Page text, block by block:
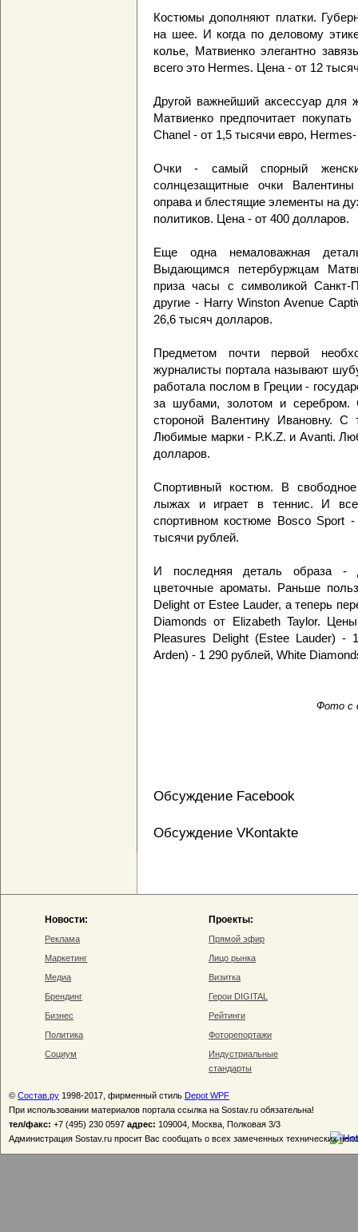
Костюмы дополняют платки.
на шее. И когда по деловому
колье, Матвиенко элегантно
всего это Hermes. Цена - от 12
Другой важнейший аксессуар для
Матвиенко предпочитает
Chanel - от 1,5 тысячи евро,
Очки - самый спорный
солнцезащитные очки Валентины
оправа и блестящие элементы на
политиков. Цена - от 400 долларов.
Еще одна немаловажная
Выдающимся петербуржцам
приза часы с символикой
другие - Harry Winston Avenue
26,6 тысяч долларов.
Предметом почти первой
журналисты портала называют
работала послом в Греции -
за шубами, золотом и
стороной Валентину Ивановну.
Любимые марки - P.K.Z. и Avanti.
долларов.
Спортивный костюм. В
лыжах и играет в теннис. И
спортивном костюме Bosco Sport
тысячи рублей.
И последняя деталь образа -
цветочные ароматы. Раньше
Delight от Estee Lauder, а теперь
Diamonds от Elizabeth Taylor.
Pleasures Delight (Estee Lauder) -
Arden) - 1 290 рублей, White
Фото с
Обсуждение Facebook
Обсуждение VKontakte
Новости:
Реклама
Маркетинг
Медиа
Брендинг
Бизнес
Политика
Социум
Проекты:
Прямой эфир
Лицо рынка
Визитка
Герои DIGITAL
Рейтинги
Фоторепортажи
Индустриальные
стандарты
© Состав.ру 1998-2017, фирменный стиль Depot WPF
При использовании материалов портала ссылка на Sostav.ru обязательна!
тел/факс: +7 (495) 230 0597 адрес: 109004, Москва, Полковая 3/3
Администрация Sostav.ru просит Вас сообщать о всех замеченных технических